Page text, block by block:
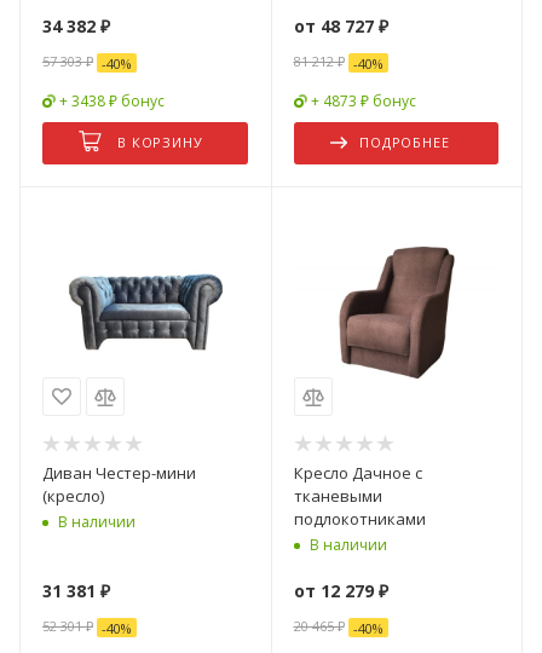
34 382 ₽
57 303₽ -40%
+ 3438 ₽ бонус
В КОРЗИНУ
от 48 727 ₽
81 212 ₽ -40%
+ 4873 ₽ бонус
ПОДРОБНЕЕ
Диван Честер-мини
(кресло)
В наличии
31 381 ₽
52 301₽ -40%
Кресло Дачное с
тканевыми
подлокотниками
В наличии
от 12 279 ₽
20 465 ₽ -40%